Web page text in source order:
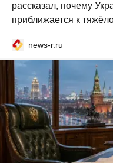
рассказал, почему
приближается к
news-r.ru